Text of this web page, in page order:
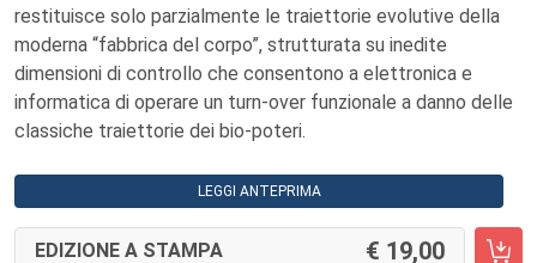
restituisce solo parzialmente le traiettorie evolutive della
moderna “fabbrica del corpo”, strutturata su inedite
dimensioni di controllo che consentono a elettronica e
informatica di operare un turn-over funzionale a danno delle
classiche traiettorie dei bio-poteri.
LEGGI ANTEPRIMA
EDIZIONE A STAMPA 19,00